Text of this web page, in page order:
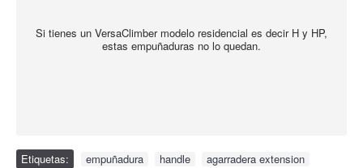
Si tienes un VersaClimber modelo residencial es decir H y HP,
estas empuñaduras no lo quedan.
Etiquetas: empuñadura handle agarradera extension